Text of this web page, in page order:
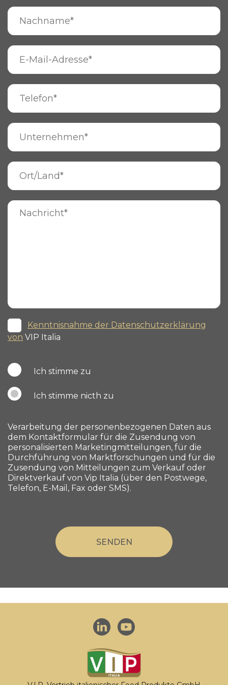
Kenntnisnahme der Datenschutzerklärung
von VIP Italia
Ich stimme zu
Ich stimme nicth zu
Verarbeitung der personenbezogenen Daten aus
dem Kontaktformular für die Zusendung von
personalisierten Marketingmitteilungen, für die
Durchführung von Marktforschungen und für die
Zusendung von Mitteilungen zum Verkauf oder
Direktverkauf von Vip Italia (über den Postwege,
Telefon, E-Mail, Fax oder SMS).